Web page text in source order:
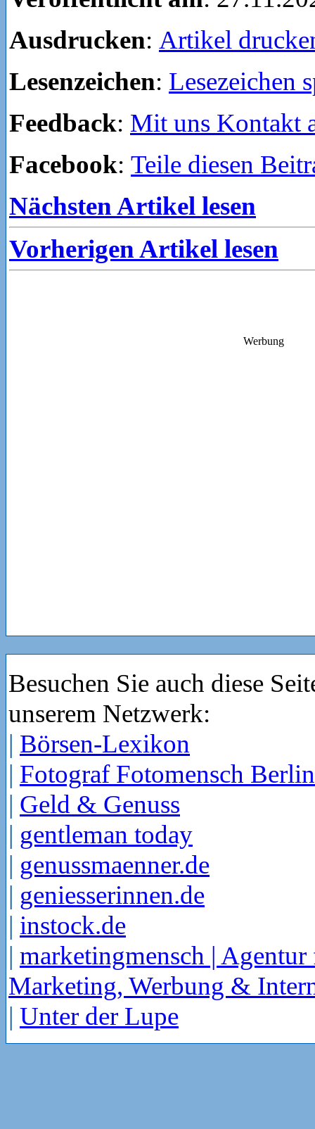
Ausdrucken: Artikel
Lesenzeichen: Lesezeichen
Feedback: Mit uns Kontakt
Facebook: Teile diesen
Nächsten Artikel lesen
Vorherigen Artikel lesen
Werbung
Besuchen Sie auch diese
unserem Netzwerk:
| Börsen-Lexikon
| Fotograf Fotomensch Berlin
| Geld & Genuss
| gentleman today
| genussmaenner.de
| geniesserinnen.de
| instock.de
| marketingmensch | Agentur
Marketing, Werbung &
| Unter der Lupe